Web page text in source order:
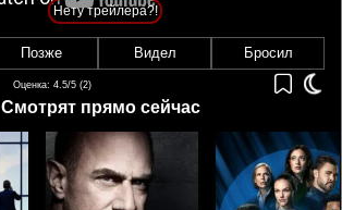
Нету трейлера?!
Позже Видел Бросил
Оценка: 4.5/5 (2)
Смотрят прямо сейчас